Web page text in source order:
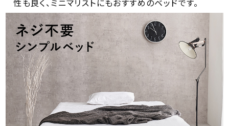
性も良く、ミニマリストにもおすすめのベッドです。